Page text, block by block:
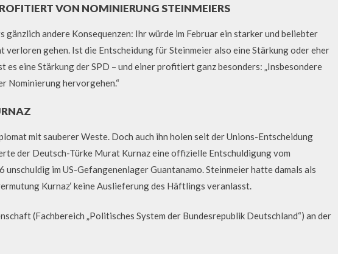
VON NOMINIERUNG STEINMEIERS
gänzlich andere Konsequenzen: Ihr würde im Februar ein starker und beliebter
verloren gehen. Ist die Entscheidung für Steinmeier also eine Stärkung oder eher
es eine Stärkung der SPD – und einer profitiert ganz besonders: „Insbesondere
Nominierung hervorgehen.“
mit sauberer Weste. Doch auch ihn holen seit der Unions-Entscheidung
der Deutsch-Türke Murat Kurnaz eine offizielle Entschuldigung vom
im US-Gefangenenlager Guantanamo. Steinmeier hatte damals als
Kurnaz‘ keine Auslieferung des Häftlings veranlasst.
(Fachbereich „Politisches System der Bundesrepublik Deutschland“) an der